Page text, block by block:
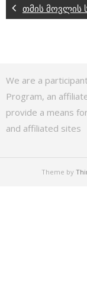
თმის მოვლის
We are a
Program, an
provide a means
and affiliated sites
Theme by